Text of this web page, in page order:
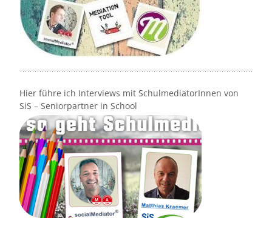
Hier führe ich Interviews mit SchulmediatorInnen von
SiS – Seniorpartner in School